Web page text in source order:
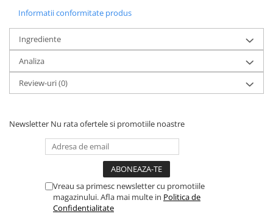
Informatii conformitate produs
Ingrediente
Analiza
Review-uri(0)
Newsletter Nu rata ofertele si promotiile noastre
Vreau sa primesc newsletter cu promotiile
magazinului. Afla mai multe in Politica de
Confidentialitate